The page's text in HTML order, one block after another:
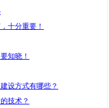
十分重要！
知晓！
设方式有哪些？
技术？